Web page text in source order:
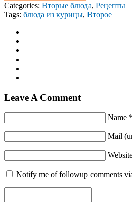
Categories: Вторые блюда, Рецепты
Tags: блюда из курицы, Второе
Leave A Comment
Name *
Mail
Notify me of followup comments